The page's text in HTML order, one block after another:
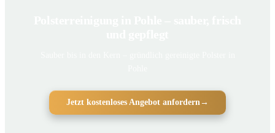
Jetzt kostenloses Angebot anfordern →